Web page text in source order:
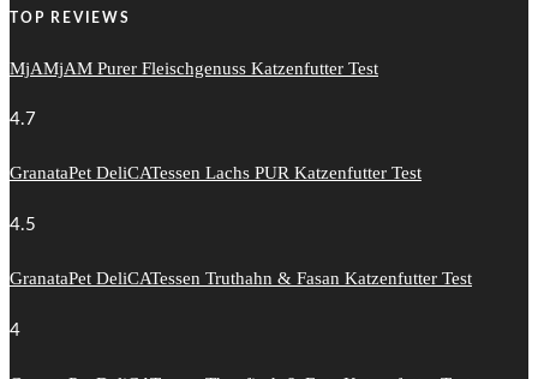
TOP REVIEWS
MjAMjAM Purer Fleischgenuss Katzenfutter Test
4.7
GranataPet DeliCATessen Lachs PUR Katzenfutter Test
4.5
GranataPet DeliCATessen Truthahn & Fasan Katzenfutter Test
4